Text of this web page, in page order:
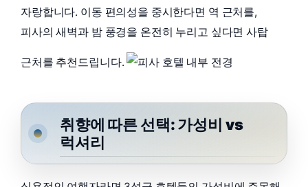
자랑합니다. 이동 편의성을 중시한다면 역 근처를,
피사의 새벽과 밤 풍경을 온전히 누리고 싶다면 사탑
근처를 추천드립니다.
취향에 따른 선택: 가성비 vs
럭셔리